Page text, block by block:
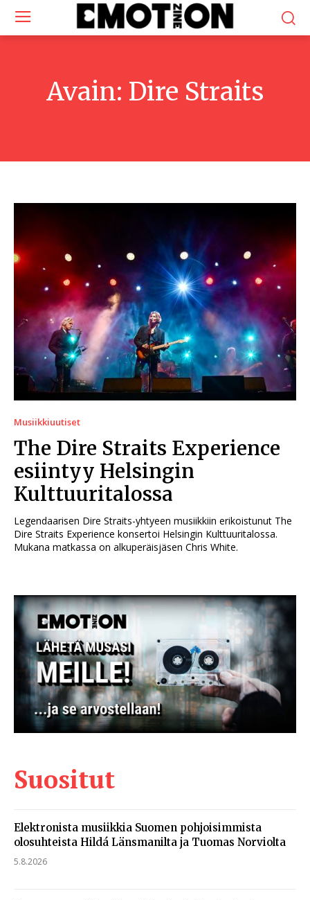
Avain: Dire Straits
Musiikkiuutiset
The Dire Straits Experience
esiintyy Helsingin
Kulttuuritalossa
Legendaarisen Dire Straits-yhtyeen musiikkiin erikoistunut The
Dire Straits Experience konsertoi Helsingin Kulttuuritalossa.
Mukana matkassa on alkuperäisjäsen Chris White.
Suositut
Elektronista musiikkia Suomen pohjoisimmista
olosuhteista Hildá Länsmanilta ja Tuomas Norviolta
5.8.2026